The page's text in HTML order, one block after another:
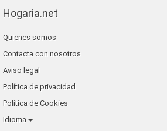
Hogaria.net
Quienes somos
Contacta con nosotros
Aviso legal
Política de privacidad
Política de Cookies
Idioma